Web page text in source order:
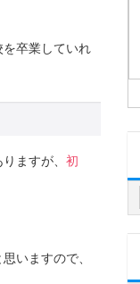
卒業していれ
ますが、 初
いますので、